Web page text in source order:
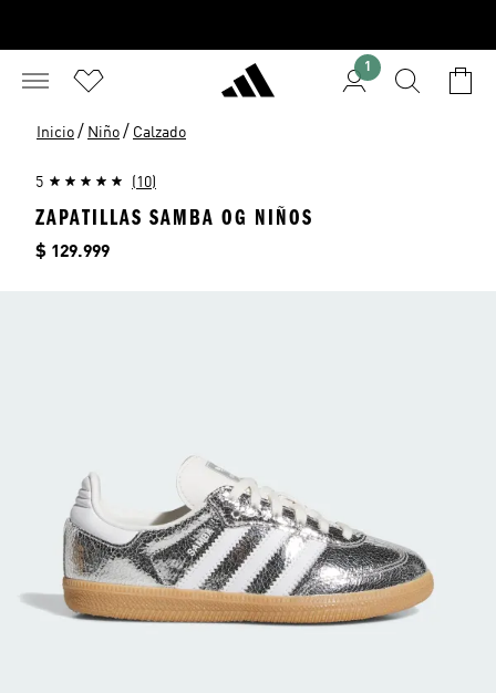
1
Inicio / Niño / Calzado
5 (10)
ZAPATILLAS SAMBA OG NIÑOS
Precio
$ 129.999